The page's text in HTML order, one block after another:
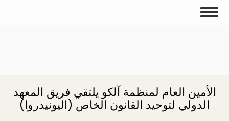
Toggle
الأمين العام لمنظمة آلكو يلتقي فريق المعهد
الدولي لتوحيد القانون الخاص (اليونيدروا)